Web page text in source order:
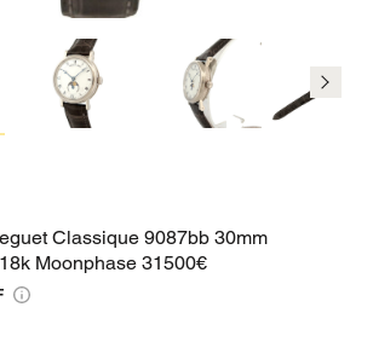
Classique 9087bb 30mm
Moonphase 31500€